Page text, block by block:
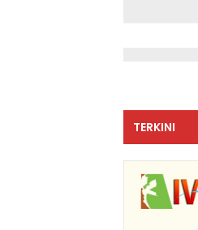
TERKINI